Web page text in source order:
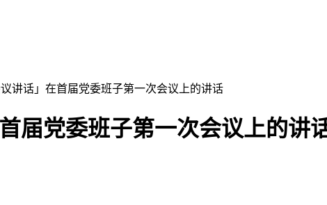
讲话」在首届党委班子第一次会议上的讲话
届党委班子第一次会议上的讲